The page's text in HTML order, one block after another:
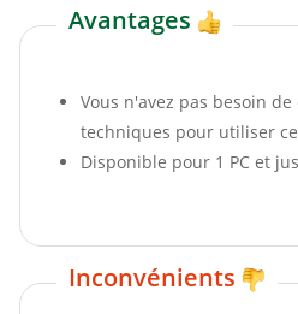
Avantages
Vous n'avez pas besoin de
techniques pour utiliser
Disponible pour 1 PC et
Inconvénients